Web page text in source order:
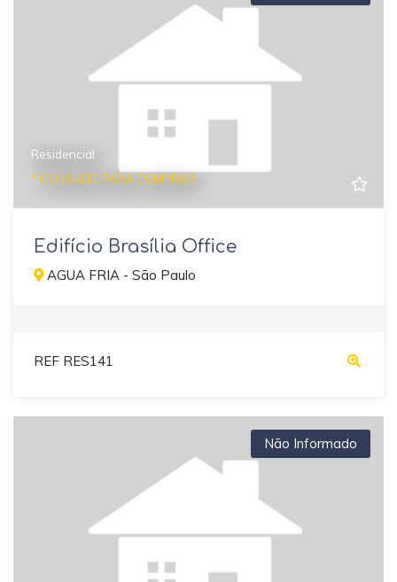
Residencial
* CONSULTE PARA COMPRAR
Edifício Brasília Office
AGUA FRIA - São Paulo
REF RES141
Não Informado